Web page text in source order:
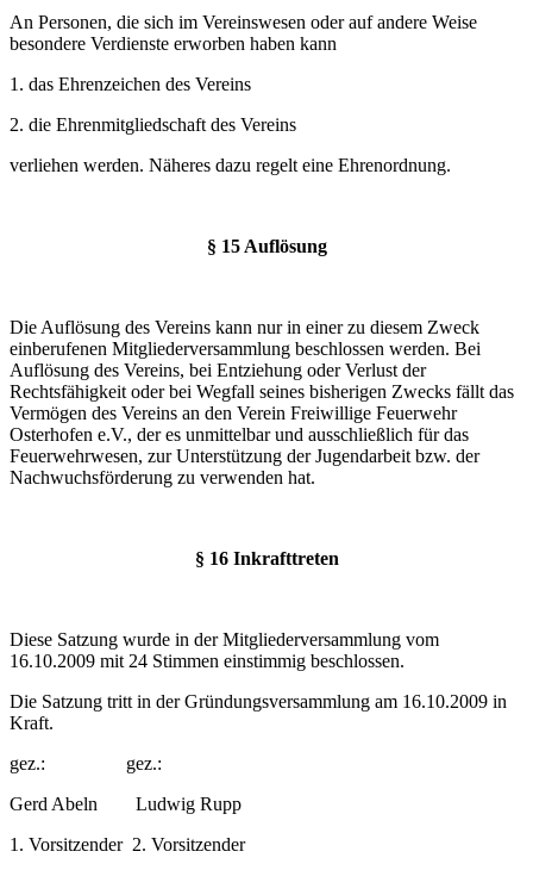
An Personen, die sich im Vereinswesen oder auf andere Weise
besondere Verdienste erworben haben kann
1. das Ehrenzeichen des Vereins
2. die Ehrenmitgliedschaft des Vereins
verliehen werden. Näheres dazu regelt eine Ehrenordnung.
§ 15 Auflösung
Die Auflösung des Vereins kann nur in einer zu diesem Zweck
einberufenen Mitgliederversammlung beschlossen werden. Bei
Auflösung des Vereins, bei Entziehung oder Verlust der
Rechtsfähigkeit oder bei Wegfall seines bisherigen Zwecks fällt das
Vermögen des Vereins an den Verein Freiwillige Feuerwehr
Osterhofen e.V., der es unmittelbar und ausschließlich für das
Feuerwehrwesen, zur Unterstützung der Jugendarbeit bzw. der
Nachwuchsförderung zu verwenden hat.
§ 16 Inkrafttreten
Diese Satzung wurde in der Mitgliederversammlung vom
16.10.2009 mit 24 Stimmen einstimmig beschlossen.
Die Satzung tritt in der Gründungsversammlung am 16.10.2009 in
Kraft.
gez.: gez.:
Gerd Abeln Ludwig Rupp
1. Vorsitzender 2. Vorsitzender